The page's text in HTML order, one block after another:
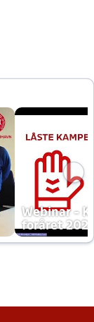
Webinar -
foråret